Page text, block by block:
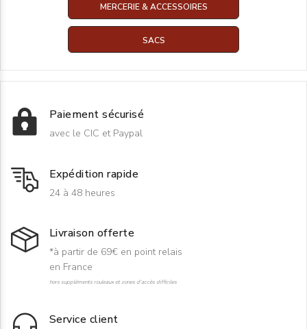
MERCERIE & ACCESSOIRES
SACS
Paiement sécurisé
avec le CIC et Paypal
Expédition rapide
24 à 48 heures
Livraison offerte
*à partir de 69€ en point relais
en France
hors suppléments rouleaux et zones d'accès difficiles
Service client